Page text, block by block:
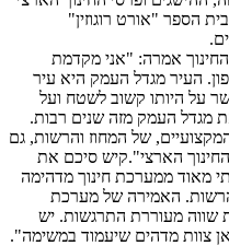
הספר "אורט רוגוזין"
אמרה: "אני מקדמת
העיר מגדל העמק היא עיר
על היותו קשוב לשטח ועל
מגדל העמק מזה שנים רבות.
של המחוז והרשות, גם
הארצי".קיש סיכם את
מאוד ממערכת חינוך מדהימה
האמירה של מערכת
שווה מעוררת התרגשות. יש
צוות מדהים שיעמוד במשימה".